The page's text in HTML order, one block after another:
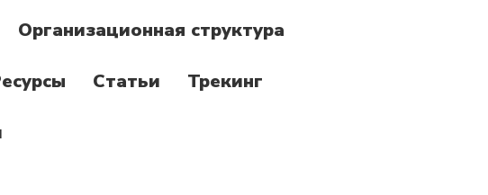
Организационная структура
Статьи Трекинг